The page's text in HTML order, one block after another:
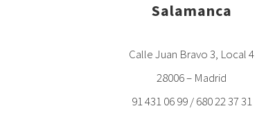
Salamanca
Calle Juan Bravo 3, Local 4
28006 – Madrid
91 431 06 99 / 680 22 37 31